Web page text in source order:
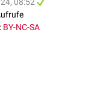
08:52
BY-NC-SA